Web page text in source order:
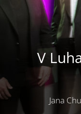
V
Jana